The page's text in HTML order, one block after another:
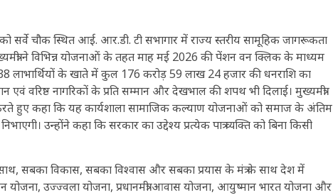
को सर्वे चौक स्थित आई. आर.डी. टी सभागार में राज्य स्तरीय सामूहिक जागरूकता
ने विभिन्न योजनाओं के तहत माह मई 2026 की पेंशन वन क्लिक के माध्यम
लाभार्थियों के खाते में कुल 176 करोड़ 59 लाख 24 हजार की धनराशि का
वरिष्ठ नागरिकों के प्रति सम्मान और देखभाल की शपथ भी दिलाई। मुख्यमंत्री
हुए कहा कि यह कार्यशाला सामाजिक कल्याण योजनाओं को समाज के अंतिम
उन्होंने कहा कि सरकार का उद्देश्य प्रत्येक पात्र व्यक्ति को बिना किसी
साथ, सबका विकास, सबका विश्वास और सबका प्रयास के मंत्र के साथ देश में
उज्ज्वला योजना, प्रधानमंत्री आवास योजना, आयुष्मान भारत योजना और